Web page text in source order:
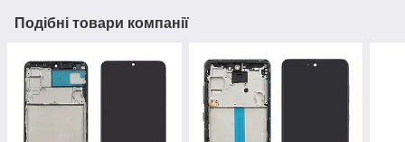
Подібні товари компанії